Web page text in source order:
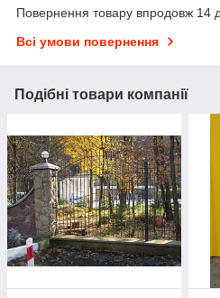
Повернення товару впродовж 14
Всі умови повернення
Подібні товари компанії